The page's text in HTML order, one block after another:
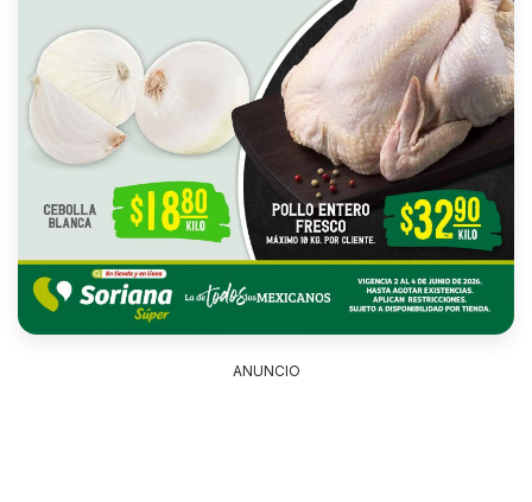
ANUNCIO